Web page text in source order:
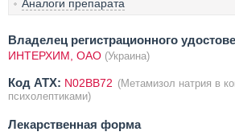
Аналоги препарата
Владелец регистрационного
ИНТЕРХИМ, ОАО (Украина)
Код ATX: N02BB72 (Метамизол натрия в
психолептиками)
Лекарственная форма